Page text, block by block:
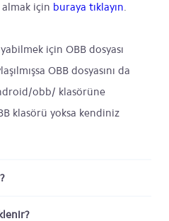
almak için buraya tıklayın.
için OBB dosyası
OBB dosyasını da
obb/ klasörüne
klasörü yoksa kendiniz